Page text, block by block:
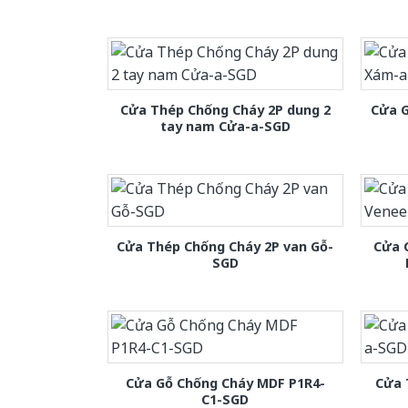
Cửa Thép Chống Cháy 2P dung 2
tay nam Cửa-a-SGD
Cửa
Cửa Thép Chống Cháy 2P van Gỗ-
SGD
Cửa
Cửa Gỗ Chống Cháy MDF P1R4-
C1-SGD
Cửa